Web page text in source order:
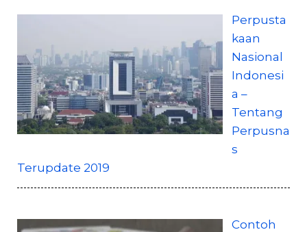
Perpusta
kaan
Nasional
Indonesi
a –
Tentang
Perpusna
s
Terupdate 2019
Contoh